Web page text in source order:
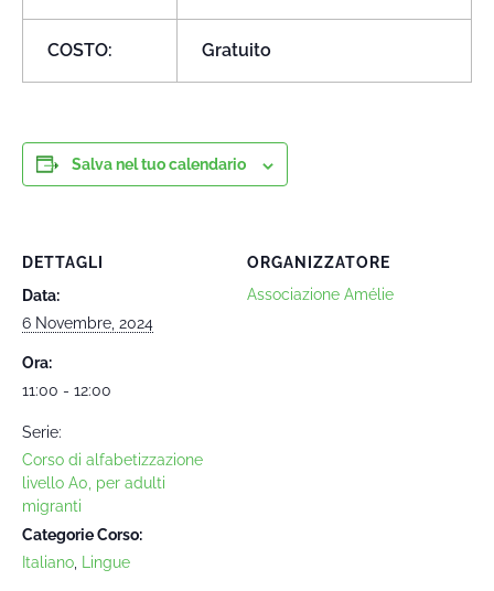
COSTO: Gratuito
Salva nel tuo calendario
DETTAGLI
Data:
6 Novembre, 2024
Ora:
11:00 - 12:00
Serie:
Corso di alfabetizzazione
livello A0, per adulti
migranti
Categorie Corso:
Italiano
Lingue
ORGANIZZATORE
Associazione Amélie